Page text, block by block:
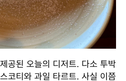
공된 오늘의 디저트. 다소 투박
코티와 과일 타르트. 사실 이쯤